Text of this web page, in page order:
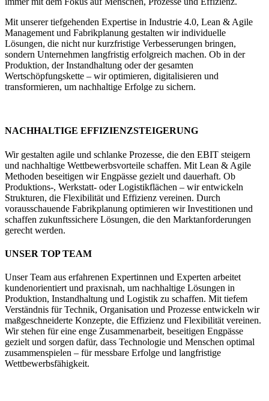
Mit unserer tiefgehenden Expertise in Industrie 4.0, Lean & Agile
Management und Fabrikplanung gestalten wir individuelle
Lösungen, die nicht nur kurzfristige Verbesserungen bringen,
sondern Unternehmen langfristig erfolgreich machen. Ob in der
Produktion, der Instandhaltung oder der gesamten
Wertschöpfungskette – wir optimieren, digitalisieren und
transformieren, um nachhaltige Erfolge zu sichern.
NACHHALTIGE EFFIZIENZSTEIGERUNG
Wir gestalten agile und schlanke Prozesse, die den EBIT steigern
und nachhaltige Wettbewerbsvorteile schaffen. Mit Lean & Agile
Methoden beseitigen wir Engpässe gezielt und dauerhaft. Ob
Produktions-, Werkstatt- oder Logistikflächen – wir entwickeln
Strukturen, die Flexibilität und Effizienz vereinen. Durch
vorausschauende Fabrikplanung optimieren wir Investitionen und
schaffen zukunftssichere Lösungen, die den Marktanforderungen
gerecht werden.
UNSER TOP TEAM
Unser Team aus erfahrenen Expertinnen und Experten arbeitet
kundenorientiert und praxisnah, um nachhaltige Lösungen in
Produktion, Instandhaltung und Logistik zu schaffen. Mit tiefem
Verständnis für Technik, Organisation und Prozesse entwickeln wir
maßgeschneiderte Konzepte, die Effizienz und Flexibilität vereinen.
Wir stehen für eine enge Zusammenarbeit, beseitigen Engpässe
gezielt und sorgen dafür, dass Technologie und Menschen optimal
zusammenspielen – für messbare Erfolge und langfristige
Wettbewerbsfähigkeit.